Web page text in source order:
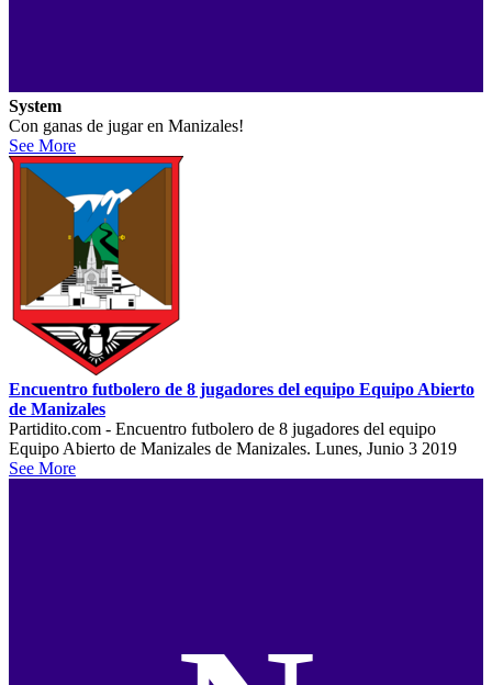
System
Con ganas de jugar en Manizales!
See More
Encuentro futbolero de 8 jugadores del equipo Equipo Abierto
de Manizales
Partidito.com - Encuentro futbolero de 8 jugadores del equipo
Equipo Abierto de Manizales de Manizales. Lunes, Junio 3 2019
See More